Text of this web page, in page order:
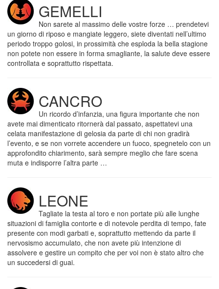
GEMELLI
Non sarete al massimo delle vostre forze … prendetevi
un giorno di riposo e mangiate leggero, siete diventati nell’ultimo
periodo troppo golosi, in prossimità che esploda la bella stagione
non potete non essere in forma smagliante, la salute deve essere
controllata e soprattutto rispettata.
CANCRO
Un ricordo d’infanzia, una figura importante che non
avete mai dimenticato ritornerà dal passato, aspettatevi una
celata manifestazione di gelosia da parte di chi non gradirà
l’evento, e se non vorrete accendere un fuoco, spegnetelo con un
approfondito chiarimento, sarà sempre meglio che fare scena
muta e indisporre l’altra parte …
LEONE
Tagliate la testa al toro e non portate più alle lunghe
situazioni di famiglia contorte e di notevole perdita di tempo, fate
presente con modi garbati e, soprattutto mettendo da parte il
nervosismo accumulato, che non avete più intenzione di
assolvere e gestire un compito che per voi non è stato altro che
un succedersi di guai.